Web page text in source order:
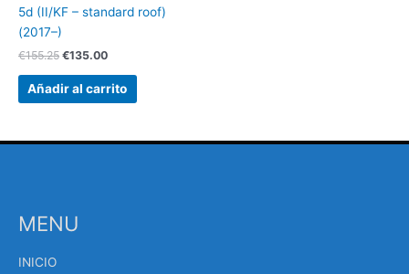
5d (II/KF – standard roof)
(2017–)
€155.25 €135.00
Añadir al carrito
MENU
INICIO